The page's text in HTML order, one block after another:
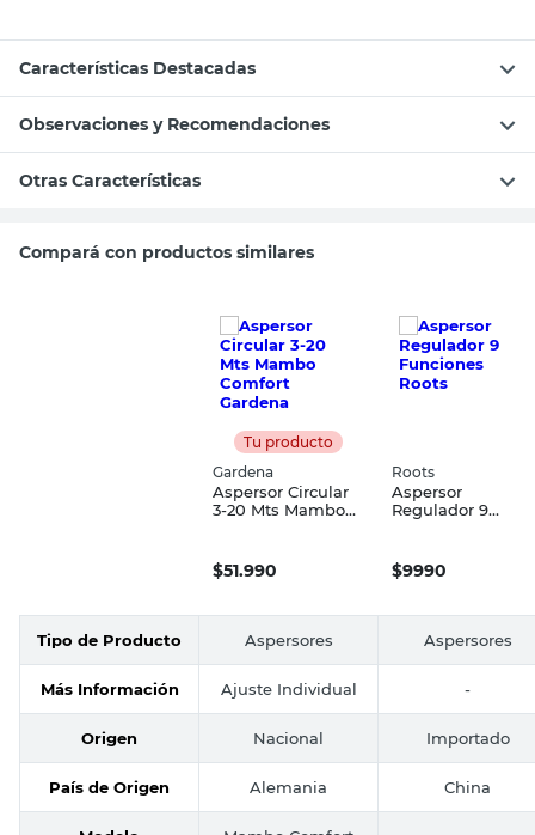
Características Destacadas
Observaciones y Recomendaciones
Otras Características
Compará con productos similares
Tu producto
Gardena
Aspersor Circular
3-20 Mts Mambo
$51.990
Roots
Aspersor
Regulador 9
$9990
Tipo de Producto Aspersores Aspersores
Más Información Ajuste Individual -
Origen Nacional Importado
País de Origen Alemania China